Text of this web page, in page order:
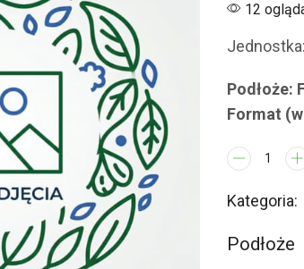
12
Podłoże:
Format
ilość
Kategoria:
Podłoże